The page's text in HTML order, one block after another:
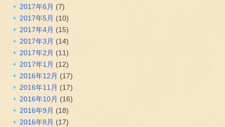
2017年6月 (7)
2017年5月 (10)
2017年4月 (15)
2017年3月 (14)
2017年2月 (11)
2017年1月 (12)
2016年12月 (17)
2016年11月 (17)
2016年10月 (16)
2016年9月 (18)
2016年8月 (17)